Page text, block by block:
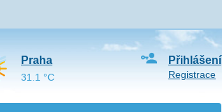
Přihlášení
Registrace
Praha
31.1 °C